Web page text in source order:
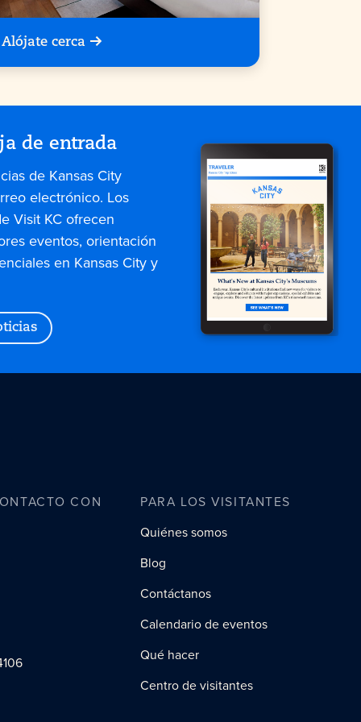
Alójate cerca
de entrada
de Kansas City
electrónico. Los
Visit KC ofrecen
eventos, orientación
en Kansas City y
CON
PARA LOS VISITANTES
Quiénes somos
Blog
Contáctanos
Calendario de eventos
Qué hacer
Centro de visitantes